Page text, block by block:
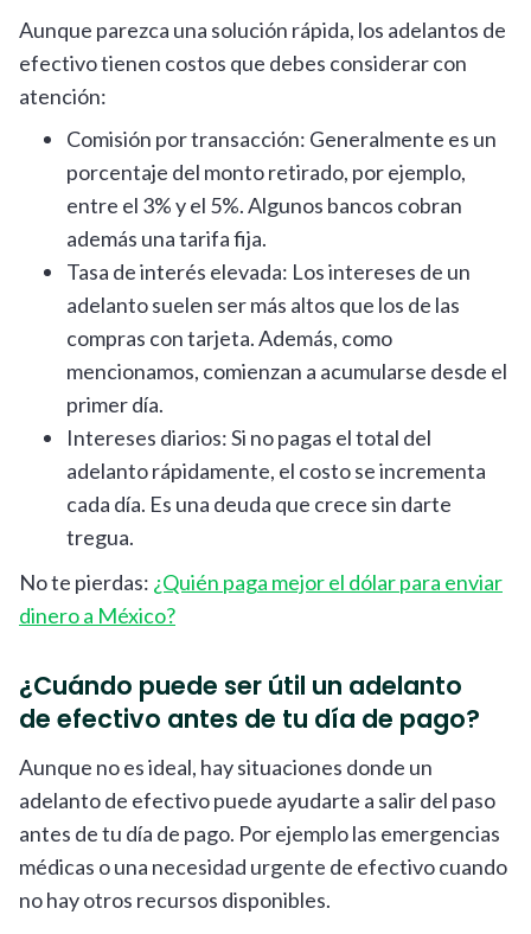
Aunque parezca una solución rápida, los adelantos de
efectivo tienen costos que debes considerar con
atención:
Comisión por transacción: Generalmente es un
porcentaje del monto retirado, por ejemplo,
entre el 3% y el 5%. Algunos bancos cobran
además una tarifa fija.
Tasa de interés elevada: Los intereses de un
adelanto suelen ser más altos que los de las
compras con tarjeta. Además, como
mencionamos, comienzan a acumularse desde el
primer día.
Intereses diarios: Si no pagas el total del
adelanto rápidamente, el costo se incrementa
cada día. Es una deuda que crece sin darte
tregua.
No te pierdas: ¿Quién paga mejor el dólar para enviar
dinero a México?
¿Cuándo puede ser útil un adelanto
de efectivo antes de tu día de pago?
Aunque no es ideal, hay situaciones donde un
adelanto de efectivo puede ayudarte a salir del paso
antes de tu día de pago. Por ejemplo las emergencias
médicas o una necesidad urgente de efectivo cuando
no hay otros recursos disponibles.